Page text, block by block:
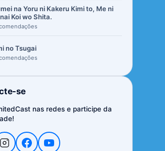
na Yoru ni Kakeru Kimi to, Me ni
Koi wo Shita.
no Tsugai
se
nas redes e participe da